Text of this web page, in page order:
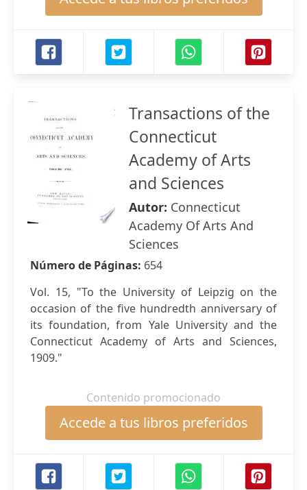
Transactions of the
Connecticut
Academy of Arts
and Sciences
Autor: Connecticut
Academy Of Arts And
Sciences
Número de Páginas: 654
Vol. 15, "To the University of Leipzig on the
occasion of the five hundredth anniversary of
its foundation, from Yale University and the
Connecticut Academy of Arts and Sciences,
1909."
Contenido promocionado
Accede a tus libros preferidos